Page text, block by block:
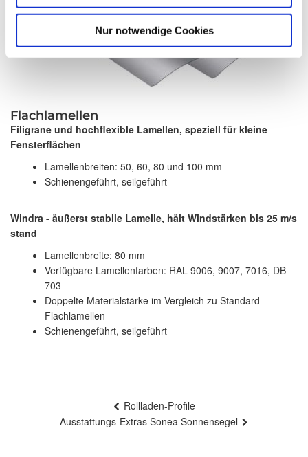
Nur notwendige Cookies
Flachlamellen
Filigrane und hochflexible Lamellen, speziell für kleine
Fensterflächen
Lamellenbreiten: 50, 60, 80 und 100 mm
Schienengeführt, seilgeführt
Windra - äußerst stabile Lamelle, hält Windstärken bis 25 m/s
stand
Lamellenbreite: 80 mm
Verfügbare Lamellenfarben: RAL 9006, 9007, 7016, DB
703
Doppelte Materialstärke im Vergleich zu Standard-
Flachlamellen
Schienengeführt, seilgeführt
Rollladen-Profile
Ausstattungs-Extras Sonea Sonnensegel